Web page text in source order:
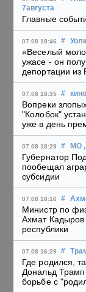
7августа
Главные
07.08 18:46 #
«Веселый
ужасе - он
депортации из
07.08 18:35 # кино
Вопреки
"Колобок"
уже в день
07.08 18:29 # МО
Губернатор
пообещал
субсидии
07.08 18:16 #
Министр по
Ахмат Кадыров
республики
07.08 16:29 #
Где родился,
Дональд Трамп
борьбе с